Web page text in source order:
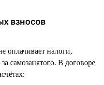
взносов
оплачивает налоги,
самозанятого. В договоре